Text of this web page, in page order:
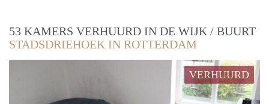
53 KAMERS VERHUURD IN DE WIJK / BUURT
STADSDRIEHOEK IN ROTTERDAM
VERHUURD